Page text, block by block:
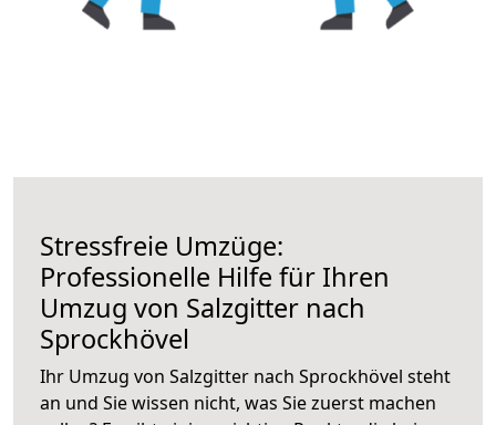
Stressfreie Umzüge:
Professionelle Hilfe für Ihren
Umzug von Salzgitter nach
Sprockhövel
Ihr Umzug von Salzgitter nach Sprockhövel steht
an und Sie wissen nicht, was Sie zuerst machen